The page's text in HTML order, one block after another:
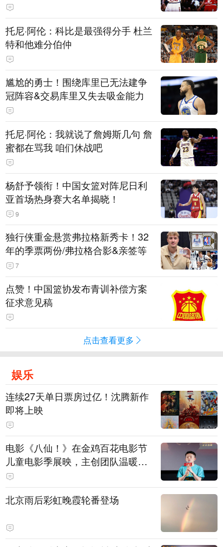
托尼·阿伦：科比是最强得分手 杜兰
特和他难分伯仲
尴尬的勇士！围绕库里已无法建争
冠阵容&交易库里又失去吸金能力
托尼·阿伦：我就说了詹姆斯几句 詹
蜜都在骂我 咱们休战吧
杨舒予领衔！中国女篮对阵尼日利
亚首场热身赛大名单揭晓！
9
独行侠重金悬赏弗拉格新秀卡！32
年的季票两份/弗拉格合影&亲签等
7
点赞！中国篮协发布青训补偿方案
征求意见稿
点击查看更多
娱乐
连续27天单日票房过亿！沈腾新作
即将上映
电影《八仙！》在金鸡百花电影节
儿童电影季展映，主创团队温暖寄
语小观众
北京雨后彩虹晚霞轮番登场